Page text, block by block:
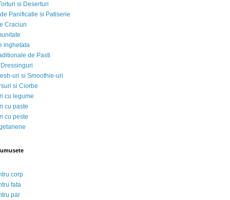
si Deserturi
Panificatie si Patiserie
Craciun
inghetata
de Pasti
uri si Smoothie-uri
si Ciorbe
cu legume
cu paste
cu peste
corp
fata
par